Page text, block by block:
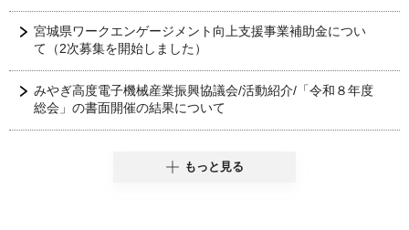
宮城県ワークエンゲージメント向上支援事業補助金につい
て（2次募集を開始しました）
みやぎ高度電子機械産業振興協議会/活動紹介/「令和８年度
総会」の書面開催の結果について
もっと見る